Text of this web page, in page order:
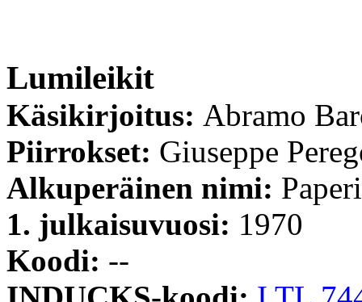
Lumileikit
Käsikirjoitus: Abramo
Piirrokset: Giuseppe
Alkuperäinen nimi:
1. julkaisuvuosi: 1970
Koodi: --